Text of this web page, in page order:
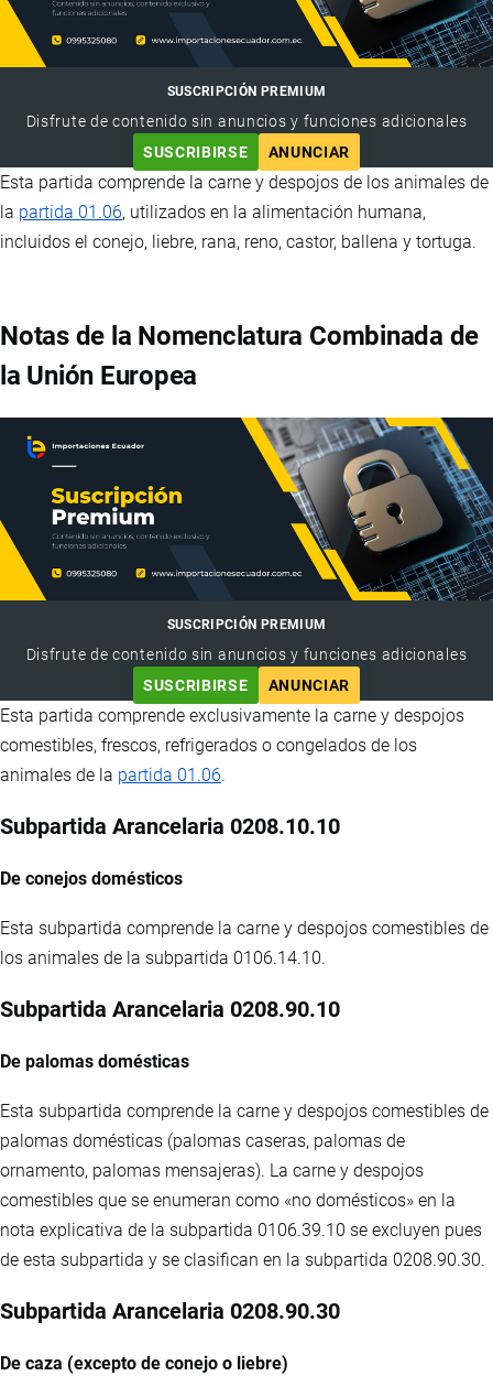
SUSCRIPCIÓN PREMIUM
Disfrute de contenido sin anuncios y funciones adicionales
SUSCRIBIRSE
ANUNCIAR
Esta partida comprende la carne y despojos de los animales de
la partida 01.06, utilizados en la alimentación humana,
incluidos el conejo, liebre, rana, reno, castor, ballena y tortuga.
Notas de la Nomenclatura Combinada de
la Unión Europea
SUSCRIPCIÓN PREMIUM
Disfrute de contenido sin anuncios y funciones adicionales
SUSCRIBIRSE
ANUNCIAR
Esta partida comprende exclusivamente la carne y despojos
comestibles, frescos, refrigerados o congelados de los
animales de la partida 01.06.
Subpartida Arancelaria 0208.10.10
De conejos domésticos
Esta subpartida comprende la carne y despojos comestibles de
los animales de la subpartida 0106.14.10.
Subpartida Arancelaria 0208.90.10
De palomas domésticas
Esta subpartida comprende la carne y despojos comestibles de
palomas domésticas (palomas caseras, palomas de
ornamento, palomas mensajeras). La carne y despojos
comestibles que se enumeran como «no domésticos» en la
nota explicativa de la subpartida 0106.39.10 se excluyen pues
de esta subpartida y se clasifican en la subpartida 0208.90.30.
Subpartida Arancelaria 0208.90.30
De caza (excepto de conejo o liebre)